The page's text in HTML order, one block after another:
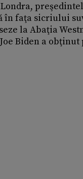
Londra,
în faţa sicriului
la Abaţia
Biden a